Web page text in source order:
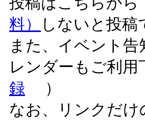
料）
しないと投
また、イベント
レンダーもご利
録 ）
なお、リンクだ